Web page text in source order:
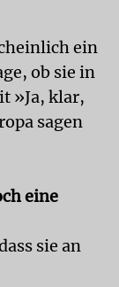
ein
ob sie in
»Ja, klar,
sagen
eine
sie an